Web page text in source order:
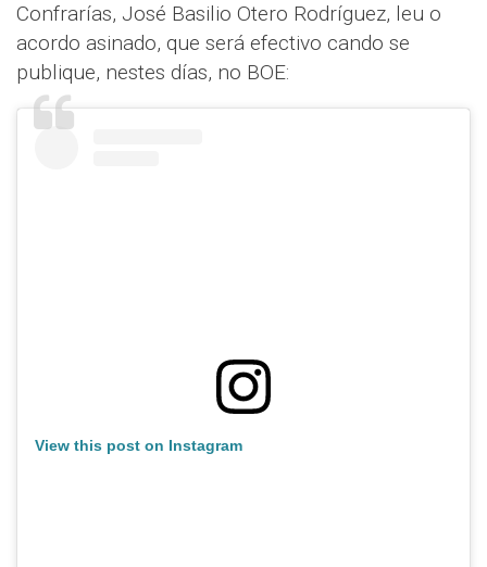
Confrarías, José Basilio Otero Rodríguez, leu o
acordo asinado, que será efectivo cando se
publique, nestes días, no BOE:
View this post on Instagram